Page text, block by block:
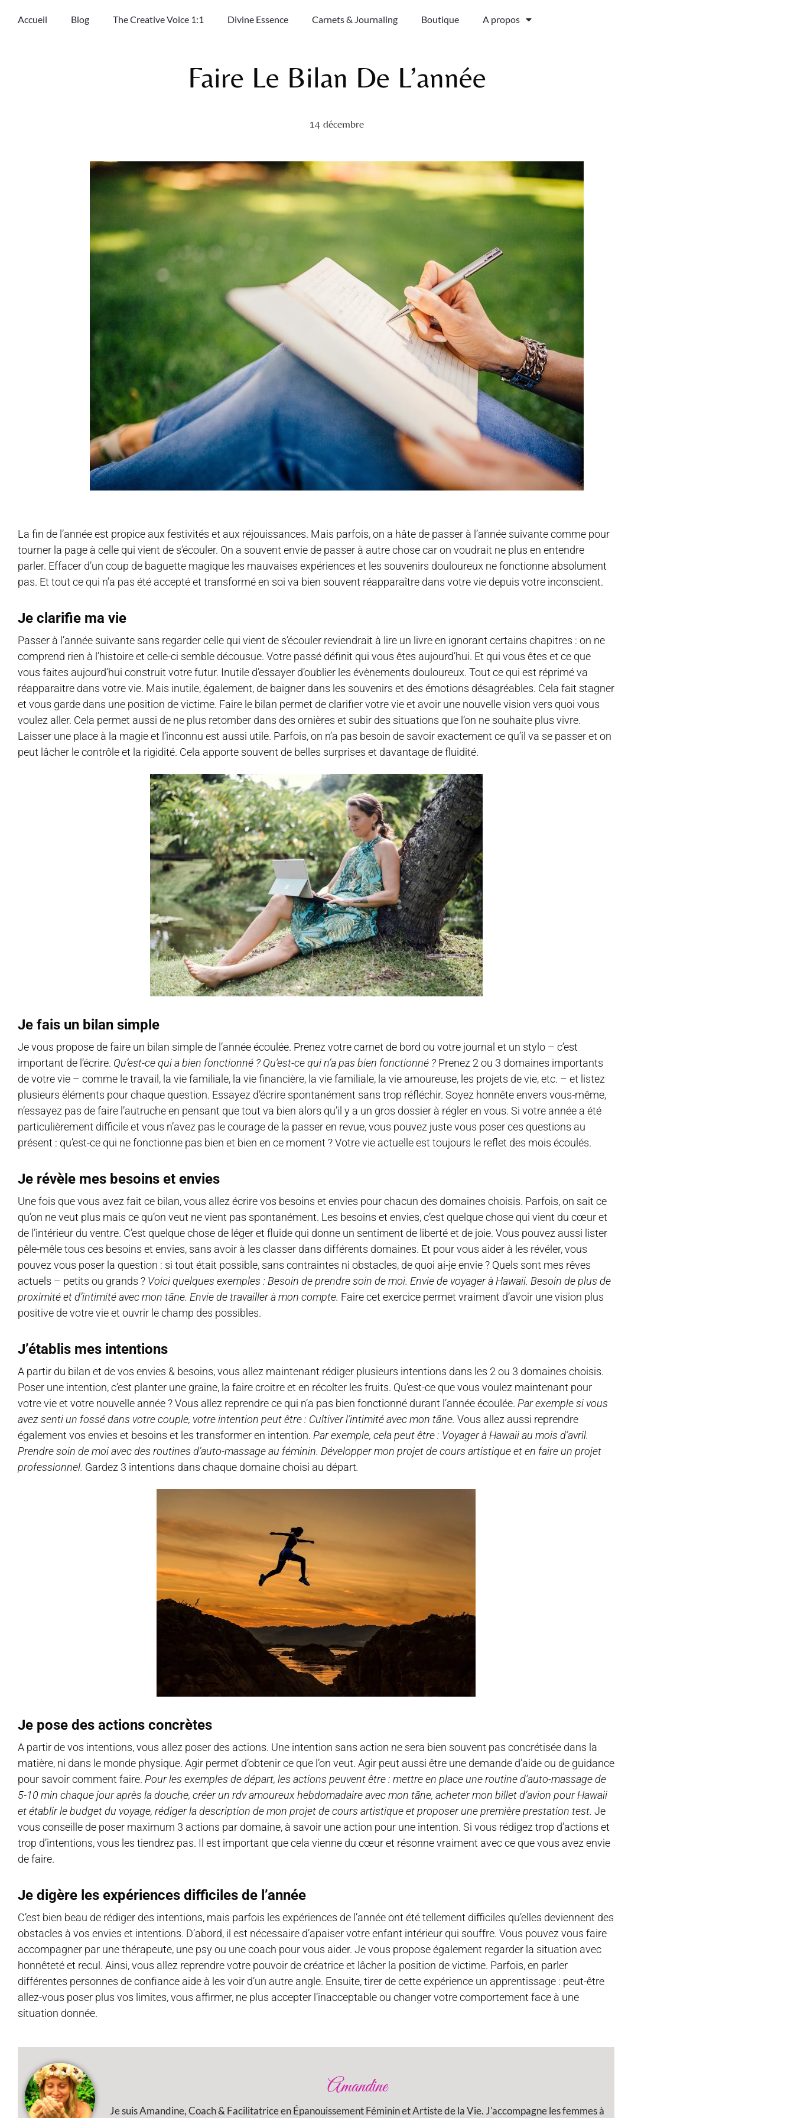
Accueil Blog The Creative Voice 1:1 Divine Essence Carnets & Journaling Boutique A propos
Faire Le Bilan De L’année
14 décembre
La fin de l’année est propice aux festivités et aux réjouissances. Mais parfois, on a hâte de passer à l’année suivante comme pour
tourner la page à celle qui vient de s’écouler. On a souvent envie de passer à autre chose car on voudrait ne plus en entendre
parler. Effacer d’un coup de baguette magique les mauvaises expériences et les souvenirs douloureux ne fonctionne absolument
pas. Et tout ce qui n’a pas été accepté et transformé en soi va bien souvent réapparaître dans votre vie depuis votre inconscient.
Je clarifie ma vie
Passer à l’année suivante sans regarder celle qui vient de s’écouler reviendrait à lire un livre en ignorant certains chapitres : on ne
comprend rien à l’histoire et celle-ci semble décousue. Votre passé définit qui vous êtes aujourd’hui. Et qui vous êtes et ce que
vous faites aujourd’hui construit votre futur. Inutile d’essayer d’oublier les évènements douloureux. Tout ce qui est réprimé va
réapparaitre dans votre vie. Mais inutile, également, de baigner dans les souvenirs et des émotions désagréables. Cela fait stagner
et vous garde dans une position de victime. Faire le bilan permet de clarifier votre vie et avoir une nouvelle vision vers quoi vous
voulez aller. Cela permet aussi de ne plus retomber dans des ornières et subir des situations que l’on ne souhaite plus vivre.
Laisser une place à la magie et l’inconnu est aussi utile. Parfois, on n’a pas besoin de savoir exactement ce qu’il va se passer et on
peut lâcher le contrôle et la rigidité. Cela apporte souvent de belles surprises et davantage de fluidité.
Je fais un bilan simple
Je vous propose de faire un bilan simple de l’année écoulée. Prenez votre carnet de bord ou votre journal et un stylo – c’est
important de l’écrire. Qu’est-ce qui a bien fonctionné ? Qu’est-ce qui n’a pas bien fonctionné ? Prenez 2 ou 3 domaines importants
de votre vie – comme le travail, la vie familiale, la vie financière, la vie familiale, la vie amoureuse, les projets de vie, etc. – et listez
plusieurs éléments pour chaque question. Essayez d’écrire spontanément sans trop réfléchir. Soyez honnête envers vous-même,
n’essayez pas de faire l’autruche en pensant que tout va bien alors qu’il y a un gros dossier à régler en vous. Si votre année a été
particulièrement difficile et vous n’avez pas le courage de la passer en revue, vous pouvez juste vous poser ces questions au
présent : qu’est-ce qui ne fonctionne pas bien et bien en ce moment ? Votre vie actuelle est toujours le reflet des mois écoulés.
Je révèle mes besoins et envies
Une fois que vous avez fait ce bilan, vous allez écrire vos besoins et envies pour chacun des domaines choisis. Parfois, on sait ce
qu’on ne veut plus mais ce qu’on veut ne vient pas spontanément. Les besoins et envies, c’est quelque chose qui vient du cœur et
de l’intérieur du ventre. C’est quelque chose de léger et fluide qui donne un sentiment de liberté et de joie. Vous pouvez aussi lister
pêle-mêle tous ces besoins et envies, sans avoir à les classer dans différents domaines. Et pour vous aider à les révéler, vous
pouvez vous poser la question : si tout était possible, sans contraintes ni obstacles, de quoi ai-je envie ? Quels sont mes rêves
actuels – petits ou grands ? Voici quelques exemples : Besoin de prendre soin de moi. Envie de voyager à Hawaii. Besoin de plus de
proximité et d’intimité avec mon tāne. Envie de travailler à mon compte. Faire cet exercice permet vraiment d’avoir une vision plus
positive de votre vie et ouvrir le champ des possibles.
J’établis mes intentions
A partir du bilan et de vos envies & besoins, vous allez maintenant rédiger plusieurs intentions dans les 2 ou 3 domaines choisis.
Poser une intention, c’est planter une graine, la faire croitre et en récolter les fruits. Qu’est-ce que vous voulez maintenant pour
votre vie et votre nouvelle année ? Vous allez reprendre ce qui n’a pas bien fonctionné durant l’année écoulée. Par exemple si vous
avez senti un fossé dans votre couple, votre intention peut être : Cultiver l’intimité avec mon tāne. Vous allez aussi reprendre
également vos envies et besoins et les transformer en intention. Par exemple, cela peut être : Voyager à Hawaii au mois d’avril.
Prendre soin de moi avec des routines d’auto-massage au féminin. Développer mon projet de cours artistique et en faire un projet
professionnel. Gardez 3 intentions dans chaque domaine choisi au départ.
Je pose des actions concrètes
A partir de vos intentions, vous allez poser des actions. Une intention sans action ne sera bien souvent pas concrétisée dans la
matière, ni dans le monde physique. Agir permet d’obtenir ce que l’on veut. Agir peut aussi être une demande d’aide ou de guidance
pour savoir comment faire. Pour les exemples de départ, les actions peuvent être : mettre en place une routine d’auto-massage de
5-10 min chaque jour après la douche, créer un rdv amoureux hebdomadaire avec mon tāne, acheter mon billet d’avion pour Hawaii
et établir le budget du voyage, rédiger la description de mon projet de cours artistique et proposer une première prestation test. Je
vous conseille de poser maximum 3 actions par domaine, à savoir une action pour une intention. Si vous rédigez trop d’actions et
trop d’intentions, vous les tiendrez pas. Il est important que cela vienne du cœur et résonne vraiment avec ce que vous avez envie
de faire.
Je digère les expériences difficiles de l’année
C’est bien beau de rédiger des intentions, mais parfois les expériences de l’année ont été tellement difficiles qu’elles deviennent des
obstacles à vos envies et intentions. D’abord, il est nécessaire d’apaiser votre enfant intérieur qui souffre. Vous pouvez vous faire
accompagner par une thérapeute, une psy ou une coach pour vous aider. Je vous propose également regarder la situation avec
honnêteté et recul. Ainsi, vous allez reprendre votre pouvoir de créatrice et lâcher la position de victime. Parfois, en parler
différentes personnes de confiance aide à les voir d’un autre angle. Ensuite, tirer de cette expérience un apprentissage : peut-être
allez-vous poser plus vos limites, vous affirmer, ne plus accepter l’inacceptable ou changer votre comportement face à une
situation donnée.
Amandine
Je suis Amandine, Coach & Facilitatrice en Épanouissement Féminin et Artiste de la Vie. J'accompagne les femmes à